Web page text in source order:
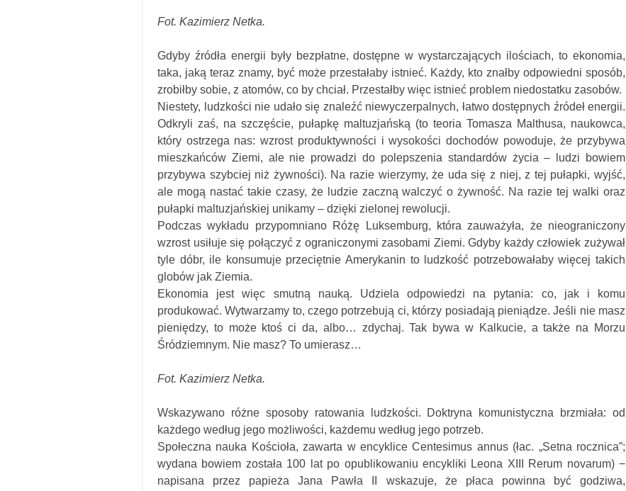
Fot. Kazimierz Netka.
Gdyby źródła energii były bezpłatne, dostępne w wystarczających ilościach, to ekonomia,
taka, jaką teraz znamy, być może przestałaby istnieć. Każdy, kto znałby odpowiedni sposób,
zrobiłby sobie, z atomów, co by chciał. Przestałby więc istnieć problem niedostatku zasobów.
Niestety, ludzkości nie udało się znaleźć niewyczerpalnych, łatwo dostępnych źródeł energii.
Odkryli zaś, na szczęście, pułapkę maltuzjańską (to teoria Tomasza Malthusa, naukowca,
który ostrzega nas: wzrost produktywności i wysokości dochodów powoduje, że przybywa
mieszkańców Ziemi, ale nie prowadzi do polepszenia standardów życia – ludzi bowiem
przybywa szybciej niż żywności). Na razie wierzymy, że uda się z niej, z tej pułapki, wyjść,
ale mogą nastać takie czasy, że ludzie zaczną walczyć o żywność. Na razie tej walki oraz
pułapki maltuzjańskiej unikamy – dzięki zielonej rewolucji.
Podczas wykładu przypomniano Różę Luksemburg, która zauważyła, że nieograniczony
wzrost usiłuje się połączyć z ograniczonymi zasobami Ziemi. Gdyby każdy człowiek zużywał
tyle dóbr, ile konsumuje przeciętnie Amerykanin to ludzkość potrzebowałaby więcej takich
globów jak Ziemia.
Ekonomia jest więc smutną nauką. Udziela odpowiedzi na pytania: co, jak i komu
produkować. Wytwarzamy to, czego potrzebują ci, którzy posiadają pieniądze. Jeśli nie masz
pieniędzy, to może ktoś ci da, albo… zdychaj. Tak bywa w Kalkucie, a także na Morzu
Śródziemnym. Nie masz? To umierasz…
Fot. Kazimierz Netka.
Wskazywano różne sposoby ratowania ludzkości. Doktryna komunistyczna brzmiała: od
każdego według jego możliwości, każdemu według jego potrzeb.
Społeczna nauka Kościoła, zawarta w encyklice Centesimus annus (łac. „Setna rocznica”;
wydana bowiem została 100 lat po opublikowaniu encykliki Leona XIII Rerum novarum) −
napisana przez papieża Jana Pawła II wskazuje, że płaca powinna być godziwa,